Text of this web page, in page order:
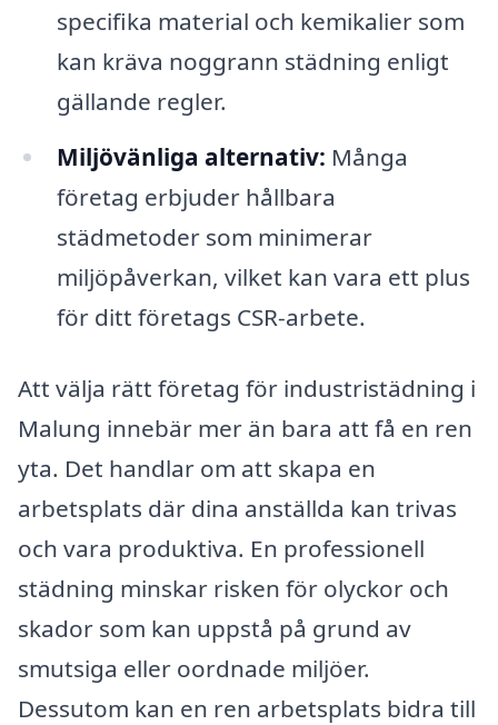
specifika material och kemikalier som
kan kräva noggrann städning enligt
gällande regler.
Miljövänliga alternativ: Många
företag erbjuder hållbara
städmetoder som minimerar
miljöpåverkan, vilket kan vara ett plus
för ditt företags CSR-arbete.
Att välja rätt företag för industristädning i
Malung innebär mer än bara att få en ren
yta. Det handlar om att skapa en
arbetsplats där dina anställda kan trivas
och vara produktiva. En professionell
städning minskar risken för olyckor och
skador som kan uppstå på grund av
smutsiga eller oordnade miljöer.
Dessutom kan en ren arbetsplats bidra till